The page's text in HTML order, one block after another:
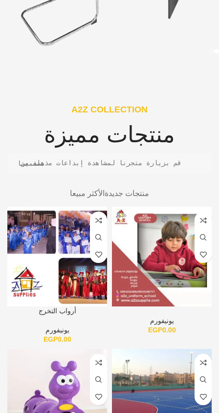
A2Z COLLECTION
منتجات مميزة
قم بزيارة متجرنا لمشاهدة إبداعات مذهلة من مصممينا
منتجات جديدة الأكثر مبيعا
يونيفورم
EGP0.00
أرواب التخرج
يونيفورم
EGP0.00